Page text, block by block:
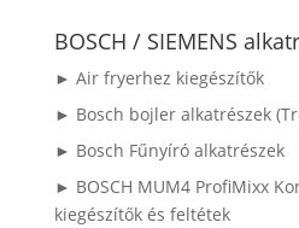
következőre:
BOSCH / SIEMENS
► Air fryerhez kiegészítők
► Bosch bojler alkatrészek
► Bosch Fűnyíró alkatrészek
► BOSCH MUM4 ProfiMixx
kiegészítők és feltétek